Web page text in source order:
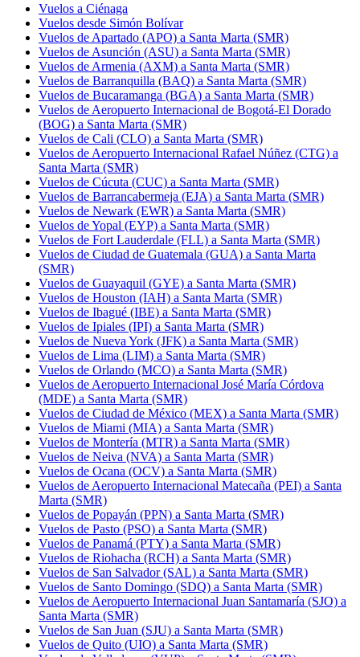
Vuelos a Ciénaga
Vuelos desde Simón Bolívar
Vuelos de Apartado (APO) a Santa Marta (SMR)
Vuelos de Asunción (ASU) a Santa Marta (SMR)
Vuelos de Armenia (AXM) a Santa Marta (SMR)
Vuelos de Barranquilla (BAQ) a Santa Marta (SMR)
Vuelos de Bucaramanga (BGA) a Santa Marta (SMR)
Vuelos de Aeropuerto Internacional de Bogotá-El Dorado
(BOG) a Santa Marta (SMR)
Vuelos de Cali (CLO) a Santa Marta (SMR)
Vuelos de Aeropuerto Internacional Rafael Núñez (CTG) a
Santa Marta (SMR)
Vuelos de Cúcuta (CUC) a Santa Marta (SMR)
Vuelos de Barrancabermeja (EJA) a Santa Marta (SMR)
Vuelos de Newark (EWR) a Santa Marta (SMR)
Vuelos de Yopal (EYP) a Santa Marta (SMR)
Vuelos de Fort Lauderdale (FLL) a Santa Marta (SMR)
Vuelos de Ciudad de Guatemala (GUA) a Santa Marta
(SMR)
Vuelos de Guayaquil (GYE) a Santa Marta (SMR)
Vuelos de Houston (IAH) a Santa Marta (SMR)
Vuelos de Ibagué (IBE) a Santa Marta (SMR)
Vuelos de Ipiales (IPI) a Santa Marta (SMR)
Vuelos de Nueva York (JFK) a Santa Marta (SMR)
Vuelos de Lima (LIM) a Santa Marta (SMR)
Vuelos de Orlando (MCO) a Santa Marta (SMR)
Vuelos de Aeropuerto Internacional José María Córdova
(MDE) a Santa Marta (SMR)
Vuelos de Ciudad de México (MEX) a Santa Marta (SMR)
Vuelos de Miami (MIA) a Santa Marta (SMR)
Vuelos de Montería (MTR) a Santa Marta (SMR)
Vuelos de Neiva (NVA) a Santa Marta (SMR)
Vuelos de Ocana (OCV) a Santa Marta (SMR)
Vuelos de Aeropuerto Internacional Matecaña (PEI) a Santa
Marta (SMR)
Vuelos de Popayán (PPN) a Santa Marta (SMR)
Vuelos de Pasto (PSO) a Santa Marta (SMR)
Vuelos de Panamá (PTY) a Santa Marta (SMR)
Vuelos de Riohacha (RCH) a Santa Marta (SMR)
Vuelos de San Salvador (SAL) a Santa Marta (SMR)
Vuelos de Santo Domingo (SDQ) a Santa Marta (SMR)
Vuelos de Aeropuerto Internacional Juan Santamaría (SJO) a
Santa Marta (SMR)
Vuelos de San Juan (SJU) a Santa Marta (SMR)
Vuelos de Quito (UIO) a Santa Marta (SMR)